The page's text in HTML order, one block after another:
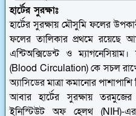
হার্টের সুরক্ষাঃ
হার্টের সুরক্ষায় মৌসুমি ফলের
ফলের তালিকার প্রথমে রয়েছে
এন্টিঅক্সিডেন্ট ও
(Blood Circulation) কে সচল
অ্যাসিডের মাত্রা কমানোর
আবার হার্টের সুরক্ষায়
ইনিস্টিউট অফ হেলথ (NIH)-